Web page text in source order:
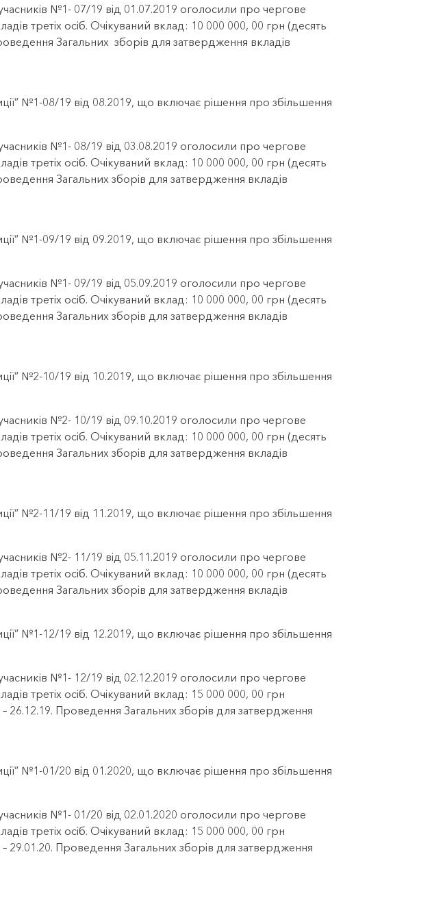
№1- 07/19 від 01.07.2019 оголосили про чергове
третіх осіб. Очікуваний вклад: 10 000 000, 00 грн (десять
Загальних зборів для затвердження вкладів
№1-08/19 від 08.2019, що включає рішення про збільшення
№1- 08/19 від 03.08.2019 оголосили про чергове
третіх осіб. Очікуваний вклад: 10 000 000, 00 грн (десять
Загальних зборів для затвердження вкладів
№1-09/19 від 09.2019, що включає рішення про збільшення
№1- 09/19 від 05.09.2019 оголосили про чергове
третіх осіб. Очікуваний вклад: 10 000 000, 00 грн (десять
Загальних зборів для затвердження вкладів
№2-10/19 від 10.2019, що включає рішення про збільшення
№2- 10/19 від 09.10.2019 оголосили про чергове
третіх осіб. Очікуваний вклад: 10 000 000, 00 грн (десять
Загальних зборів для затвердження вкладів
№2-11/19 від 11.2019, що включає рішення про збільшення
№2- 11/19 від 05.11.2019 оголосили про чергове
третіх осіб. Очікуваний вклад: 10 000 000, 00 грн (десять
Загальних зборів для затвердження вкладів
№1-12/19 від 12.2019, що включає рішення про збільшення
№1- 12/19 від 02.12.2019 оголосили про чергове
третіх осіб. Очікуваний вклад: 15 000 000, 00 грн
26.12.19. Проведення Загальних зборів для затвердження
№1-01/20 від 01.2020, що включає рішення про збільшення
№1- 01/20 від 02.01.2020 оголосили про чергове
третіх осіб. Очікуваний вклад: 15 000 000, 00 грн
29.01.20. Проведення Загальних зборів для затвердження